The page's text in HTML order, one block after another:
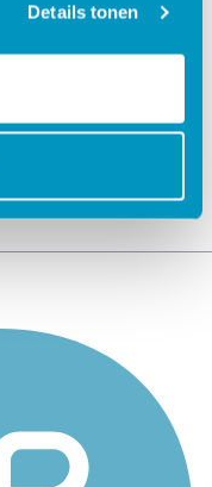
Details tonen